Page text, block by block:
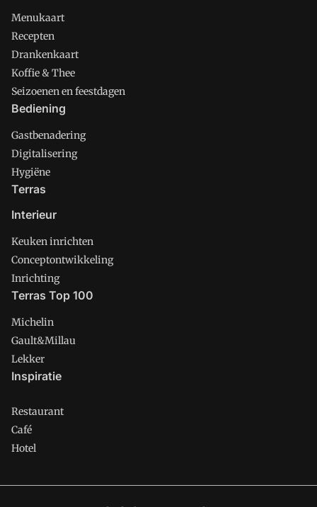
Menukaart
Recepten
Drankenkaart
Koffie & Thee
Seizoenen en feestdagen
Bediening
Gastbenadering
Digitalisering
Hygiëne
Terras
Interieur
Keuken inrichten
Conceptontwikkeling
Inrichting
Terras Top 100
Michelin
Gault&Millau
Lekker
Inspiratie
Restaurant
Café
Hotel